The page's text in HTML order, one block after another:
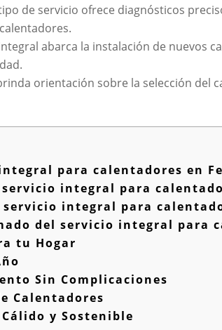
de servicio ofrece diagnósticos
abarca la instalación de nuevos
orientación sobre la selección del
para calentadores en
integral para
integral para
del servicio integral para
tu Hogar
Sin Complicaciones
Calentadores
y Sostenible